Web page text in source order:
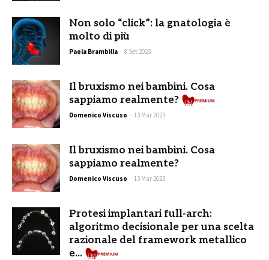
Non solo “click”: la gnatologia è
molto di più
Paola Brambilla - 8 Set 2023
Il bruxismo nei bambini. Cosa
sappiamo realmente?
Domenico Viscuso - 13 Mar 2023
Il bruxismo nei bambini. Cosa
sappiamo realmente?
Domenico Viscuso - 13 Mar 2023
Protesi implantari full-arch:
algoritmo decisionale per una scelta
razionale del framework metallico
e...